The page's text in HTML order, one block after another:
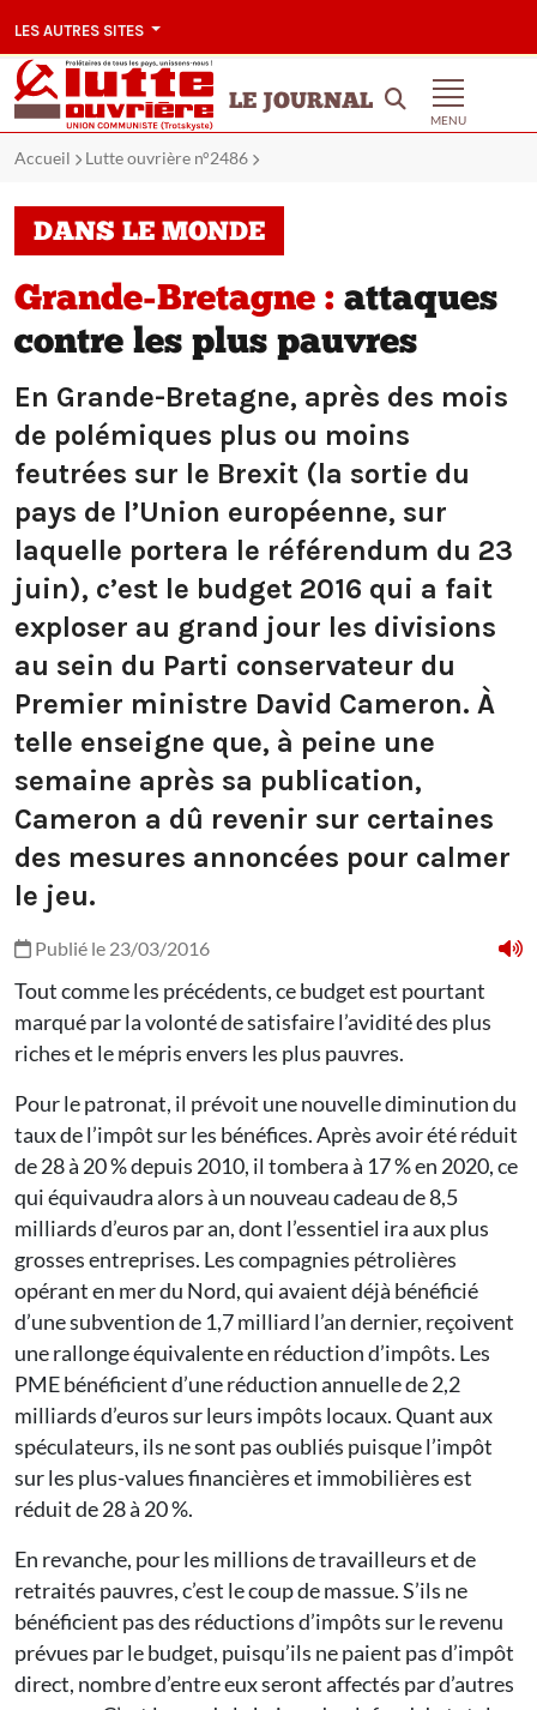
LES AUTRES SITES
LE JOURNAL
MENU
Accueil Lutte ouvrière n°2486
DANS LE MONDE
Grande-Bretagne : attaques
contre les plus pauvres
En Grande-Bretagne, après des mois
de polémiques plus ou moins
feutrées sur le Brexit (la sortie du
pays de l’Union européenne, sur
laquelle portera le référendum du 23
juin), c’est le budget 2016 qui a fait
exploser au grand jour les divisions
au sein du Parti conservateur du
Premier ministre David Cameron. À
telle enseigne que, à peine une
semaine après sa publication,
Cameron a dû revenir sur certaines
des mesures annoncées pour calmer
le jeu.
Publié le 23/03/2016
Tout comme les précédents, ce budget est pourtant
marqué par la volonté de satisfaire l’avidité des plus
riches et le mépris envers les plus pauvres.
Pour le patronat, il prévoit une nouvelle diminution du
taux de l’impôt sur les bénéfices. Après avoir été réduit
de 28 à 20 % depuis 2010, il tombera à 17 % en 2020, ce
qui équivaudra alors à un nouveau cadeau de 8,5
milliards d’euros par an, dont l’essentiel ira aux plus
grosses entreprises. Les compagnies pétrolières
opérant en mer du Nord, qui avaient déjà bénéficié
d’une subvention de 1,7 milliard l’an dernier, reçoivent
une rallonge équivalente en réduction d’impôts. Les
PME bénéficient d’une réduction annuelle de 2,2
milliards d’euros sur leurs impôts locaux. Quant aux
spéculateurs, ils ne sont pas oubliés puisque l’impôt
sur les plus-values financières et immobilières est
réduit de 28 à 20 %.
En revanche, pour les millions de travailleurs et de
retraités pauvres, c’est le coup de massue. S’ils ne
bénéficient pas des réductions d’impôts sur le revenu
prévues par le budget, puisqu’ils ne paient pas d’impôt
direct, nombre d’entre eux seront affectés par d’autres